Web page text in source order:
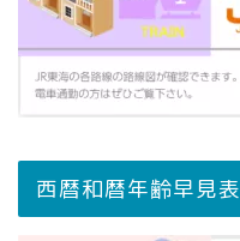
西暦和暦年齢早見表